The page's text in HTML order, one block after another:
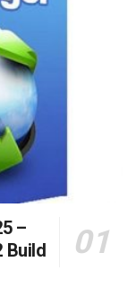
–
Build